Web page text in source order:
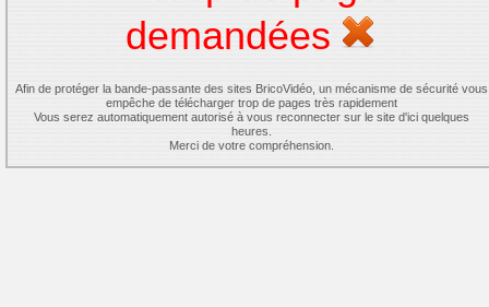
demandées
Afin de protéger la bande-passante des sites BricoVidéo, un mécanisme de sécurité vous
empêche de télécharger trop de pages très rapidement
Vous serez automatiquement autorisé à vous reconnecter sur le site d'ici quelques
heures.
Merci de votre compréhension.